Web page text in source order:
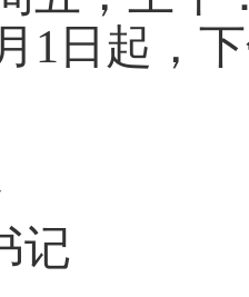
1日起，
记